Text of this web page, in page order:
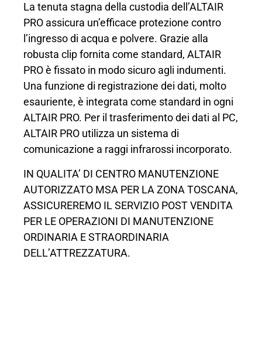
La tenuta stagna della custodia dell’ALTAIR
PRO assicura un’efficace protezione contro
l’ingresso di acqua e polvere. Grazie alla
robusta clip fornita come standard, ALTAIR
PRO è fissato in modo sicuro agli indumenti.
Una funzione di registrazione dei dati, molto
esauriente, è integrata come standard in ogni
ALTAIR PRO. Per il trasferimento dei dati al PC,
ALTAIR PRO utilizza un sistema di
comunicazione a raggi infrarossi incorporato.
IN QUALITA’ DI CENTRO MANUTENZIONE
AUTORIZZATO MSA PER LA ZONA TOSCANA,
ASSICUREREMO IL SERVIZIO POST VENDITA
PER LE OPERAZIONI DI MANUTENZIONE
ORDINARIA E STRAORDINARIA
DELL’ATTREZZATURA.